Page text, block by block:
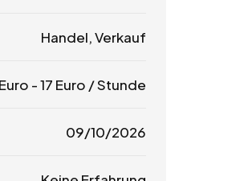
Handel, Verkauf
Euro -17 Euro / Stunde
09/10/2026